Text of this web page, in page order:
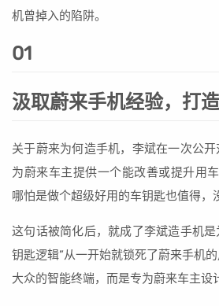
机曾掉入的陷阱。
01
汲取蔚来手机经验，打
关于蔚来为何造手机，李斌在一次公
为蔚来车主提供一个能改善或提升用
哪怕是做个超级好用的车钥匙也值得，
这句话被简化后，就成了李斌造手机
钥匙逻辑”从一开始就锁死了蔚来手机
大众的智能终端，而是专为蔚来车主设